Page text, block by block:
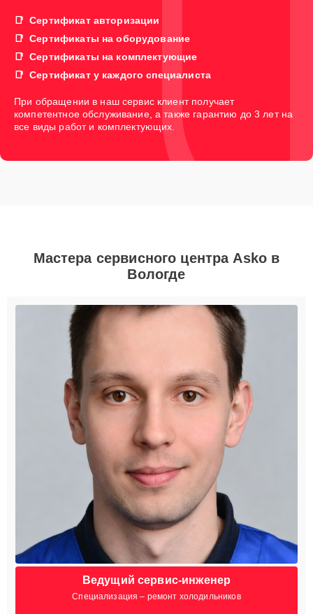
Сертификат авторизации
Сертификаты на оборудование
Сертификаты на комплектующие
Сертификат у каждого специалиста
При обращении в наш сервис клиент получает
компетентное обслуживание, а также гарантию до 3 лет на
все виды работ и комплектующих.
Мастера сервисного центра Asko в
Вологде
Ведущий сервис-инженер
Специализация – ремонт холодильников